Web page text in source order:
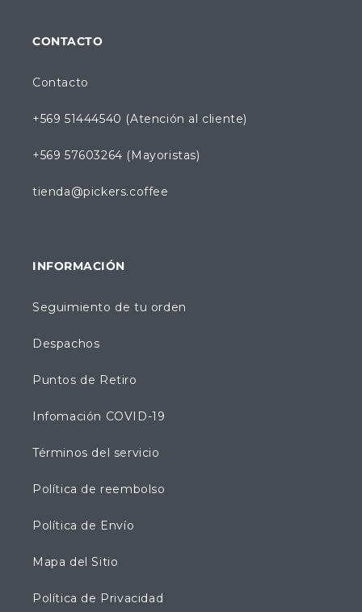
CONTACTO
Contacto
+569 51444540 (Atención al cliente)
+569 57603264 (Mayoristas)
tienda@pickers.coffee
INFORMACIÓN
Seguimiento de tu orden
Despachos
Puntos de Retiro
Infomación COVID-19
Términos del servicio
Política de reembolso
Política de Envío
Mapa del Sitio
Política de Privacidad